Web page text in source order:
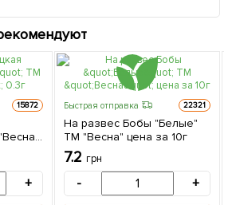
15872
+
Быстрая отправка 22321
На развес Бобы "Белые"
ТМ "Весна" цена за 10г
7.2 грн
- +